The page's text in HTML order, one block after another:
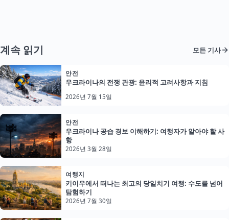
계속 읽기 모든 기사
안전
우크라이나의 전쟁 관광: 윤리적 고려사항과 지침
2026년 7월 15일
안전
우크라이나 공습 경보 이해하기: 여행자가 알아야 할 사
항
2026년 3월 28일
여행지
키이우에서 떠나는 최고의 당일치기 여행: 수도를 넘어
탐험하기
2026년 7월 30일